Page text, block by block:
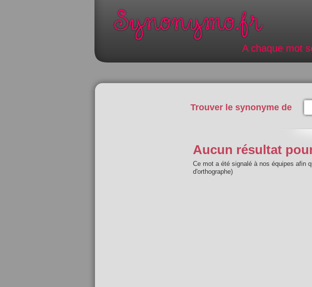
A chaque mot
Trouver le synonyme de
Aucun résultat
Ce mot a été signalé à nos équipes afin
d'orthographe)